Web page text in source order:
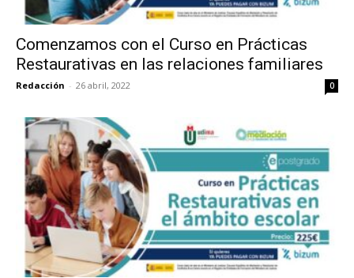
Comenzamos con el Curso en Prácticas
Restaurativas en las relaciones familiares
Redacción - 26 abril, 2022 0